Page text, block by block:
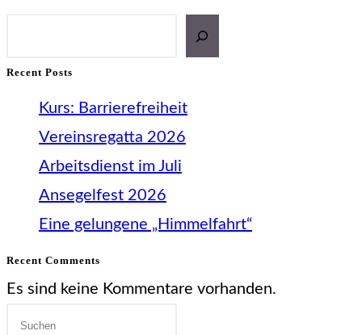
Recent Posts
Kurs: Barrierefreiheit
Vereinsregatta 2026
Arbeitsdienst im Juli
Ansegelfest 2026
Eine gelungene „Himmelfahrt“
Recent Comments
Es sind keine Kommentare vorhanden.